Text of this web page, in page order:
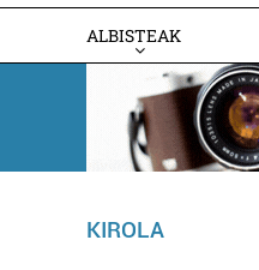
ALBISTEAK
KIROLA